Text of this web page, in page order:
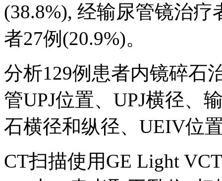
(38.8%), 经输尿管镜治疗
者27例(20.9%)。
分析129例患者内镜碎石
管UPJ位置、UPJ横径、
石横径和纵径、UEIV位
CT扫描使用GE Light